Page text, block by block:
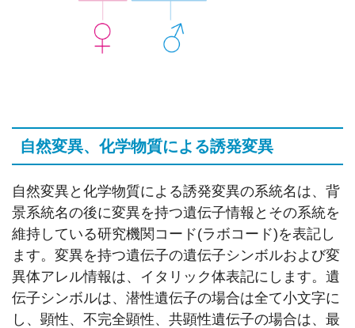
自然変異、化学物質による誘発変異
自然変異と化学物質による誘発変異の系統名は、背
景系統名の後に変異を持つ遺伝子情報とその系統を
維持している研究機関コード(ラボコード)を表記し
ます。変異を持つ遺伝子の遺伝子シンボルおよび変
異体アレル情報は、イタリック体表記にします。遺
伝子シンボルは、潜性遺伝子の場合は全て小文字に
し、顕性、不完全顕性、共顕性遺伝子の場合は、最